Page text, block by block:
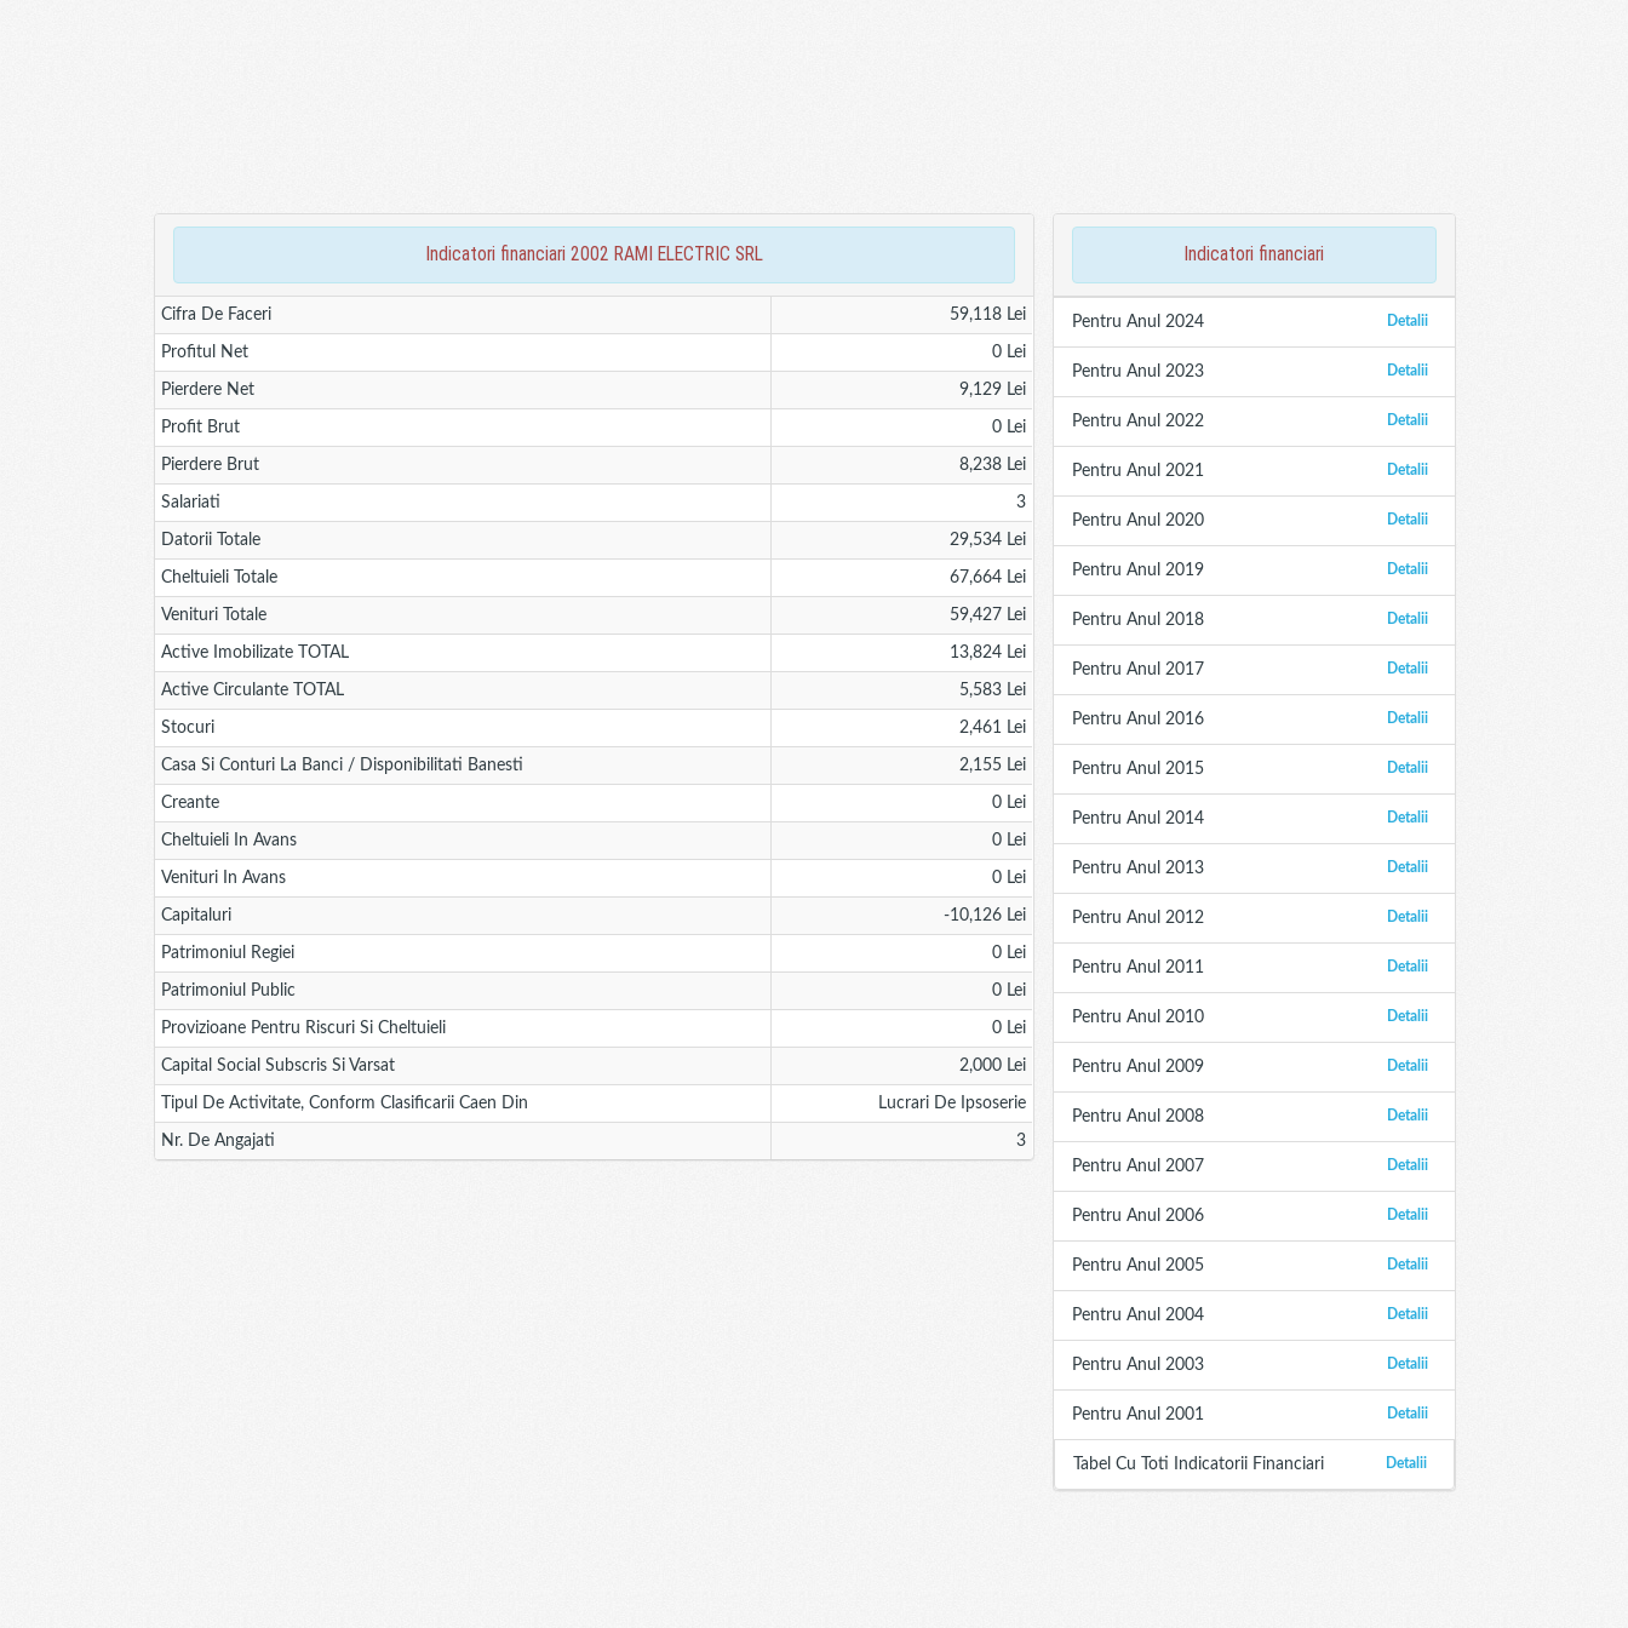
indicatori financiari 2002 RAMI ELECTRIC SRL
Cifra De Faceri 59,118 Lei
Profitul Net 0 Lei
Pierdere Net 9,129 Lei
Profit Brut 0 Lei
Pierdere Brut 8,238 Lei
Salariati 3
Datorii Totale 29,534 Lei
Cheltuieli Totale 67,664 Lei
Venituri Totale 59,427 Lei
Active Imobilizate TOTAL 13,824 Lei
Active Circulante TOTAL 5,583 Lei
Stocuri 2,461 Lei
Casa Si Conturi La Banci / Disponibilitati Banesti 2,155 Lei
Creante 0 Lei
Cheltuieli In Avans 0 Lei
Venituri In Avans 0 Lei
Capitaluri -10,126 Lei
Patrimoniul Regiei 0 Lei
Patrimoniul Public 0 Lei
Provizioane Pentru Riscuri Si Cheltuieli 0 Lei
Capital Social Subscris Si Varsat 2,000 Lei
Tipul De Activitate, Conform Clasificarii Caen Din Lucrari De Ipsoserie
Nr. De Angajati 3
indicatori financiari
Detalii
Pentru Anul 2024
Detalii
Pentru Anul 2023
Detalii
Pentru Anul 2022
Detalii
Pentru Anul 2021
Detalii
Pentru Anul 2020
Detalii
Pentru Anul 2019
Detalii
Pentru Anul 2018
Detalii
Pentru Anul 2017
Detalii
Pentru Anul 2016
Detalii
Pentru Anul 2015
Detalii
Pentru Anul 2014
Detalii
Pentru Anul 2013
Detalii
Pentru Anul 2012
Detalii
Pentru Anul 2011
Detalii
Pentru Anul 2010
Detalii
Pentru Anul 2009
Detalii
Pentru Anul 2008
Detalii
Pentru Anul 2007
Detalii
Pentru Anul 2006
Detalii
Pentru Anul 2005
Detalii
Pentru Anul 2004
Detalii
Pentru Anul 2003
Detalii
Pentru Anul 2001
Detalii
Tabel Cu Toti Indicatorii Financiari